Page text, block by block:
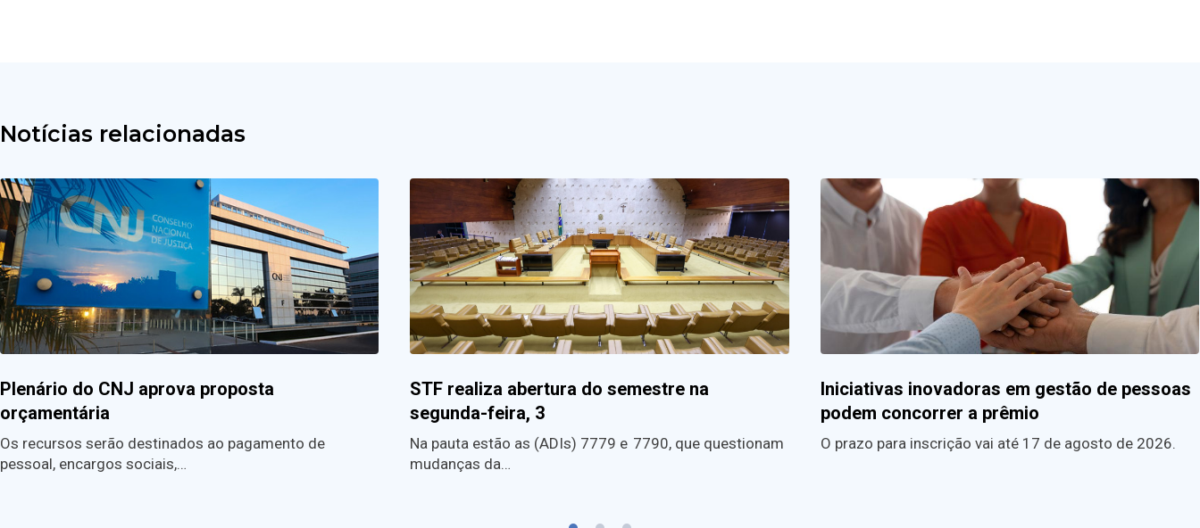
Notícias relacionadas
Plenário do CNJ aprova proposta
orçamentária
Os recursos serão destinados ao pagamento de
pessoal, encargos sociais,…
STF realiza abertura do semestre na
segunda-feira, 3
Na pauta estão as (ADIs) 7779 e 7790, que questionam
mudanças da…
Iniciativas inovadoras em gestão de pessoas
podem concorrer a prêmio
O prazo para inscrição vai até 17 de agosto de 2026.